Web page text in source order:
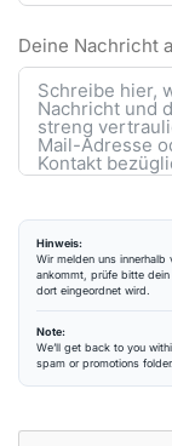
Deine Nachricht
Hinweis:
Wir melden uns innerhalb
ankommt, prüfe bitte
dort eingeordnet wird.
Note:
We’ll get back to you
spam or promotions